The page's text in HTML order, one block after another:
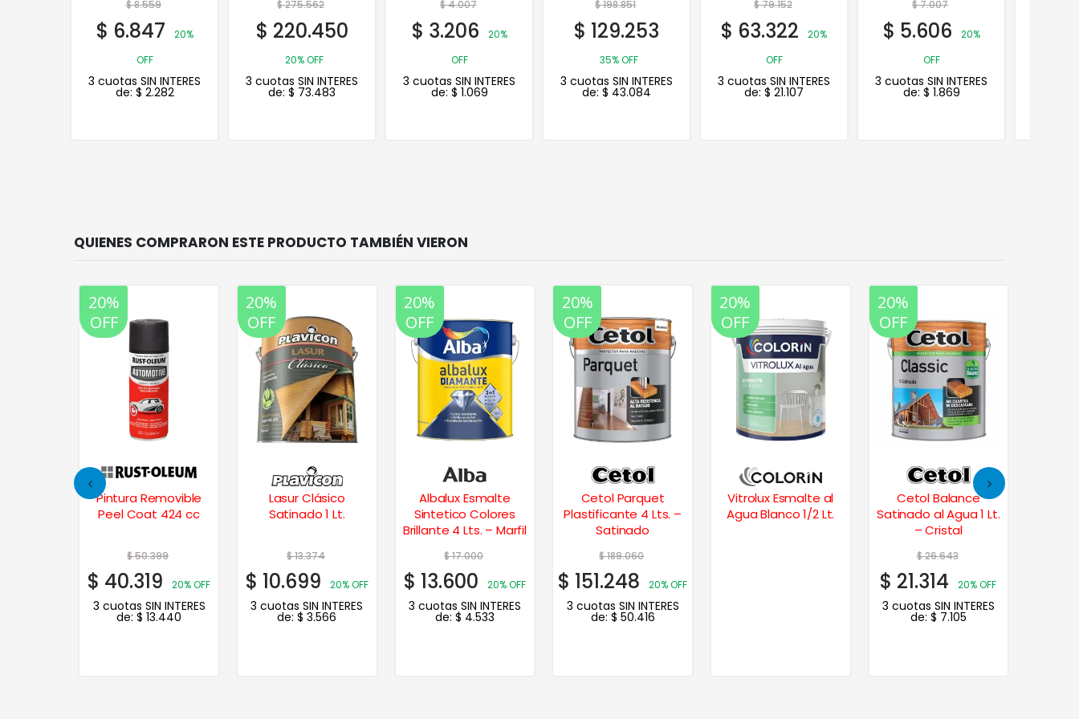
$275.562
$ 220.450
20% OFF
3 cuotas SIN INTERES
de:$73.483
$4.007
$3.206
20%
OFF
3 cuotas SIN INTERES
de:$1.069
$198.851
$ 129.253
35% OFF
3 cuotas SIN INTERES
de:$ 43.084
$79.152
$63.322
20%
OFF
3 cuotas SIN INTERES
de:$21.107
$7.007
$ 5.606
20%
OFF
3 cuotas SIN INTERES
de:$ 1.869
$22.467
$17.974
20%
OFF
3 cuotas SIN INTERES
de: $ 5.991
20%
OFF
Pintura Removible
Peel Coat 424 cc
$50.399
$ 40.319 20% OFF
3 cuotas SIN INTERES
de:$ 13.440
20%
OFF
Lasur Clásico
Satinado 1 Lt.
$13.374
$ 10.699 20% OFF
3 cuotas SIN INTERES
de:$ 3.566
20%
OFF
Albalux Esmalte
Sintetico Colores
Brillante 4 Lts. – Marfil
$17.000
$ 13.600 20% OFF
3 cuotas SIN INTERES
de: $ 4.533
20%
OFF
Cetol Parquet
Plastificante 4 Lts. –
Satinado
$189.060
$ 151.248 20% OFF
3 cuotas SIN INTERES
de: $ 50.416
20%
OFF
Vitrolux Esmalte al
Agua Blanco 1/2 Lt.
20%
OFF
Cetol Balance
Satinado al Agua 1 Lt.
– Cristal
$26.643
$ 21.314 20% OFF
3 cuotas SIN INTERES
de: $ 7.105